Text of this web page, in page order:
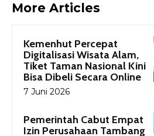
More Articles
Kemenhut Percepat
Digitalisasi Wisata Alam,
Tiket Taman Nasional Kini
Bisa Dibeli Secara Online
7 Juni 2026
Pemerintah Cabut Empat
Izin Perusahaan Tambang